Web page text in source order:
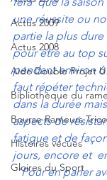
Actus 2009
Actus 2008
Aide Double Projet
Bibliothèque du
Bourse Rameurs
Histoires vécues
Gloires du Sport
une réussite ou
partie la plus dure
pour être au top
pendant environ
faut répéter
dans la durée
aspects de
fatigue et de
jours, encore et
"Pour en parler